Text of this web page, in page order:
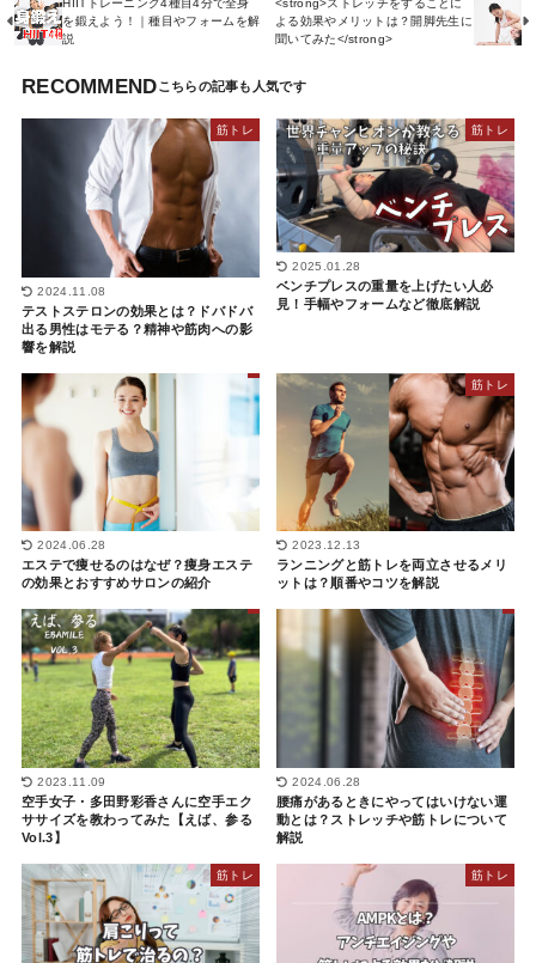
HIITトレーニング4種目4分で全身
を鍛えよう！｜種目やフォームを解
説
<strong>ストレッチをすることに
よる効果やメリットは？開脚先生に
聞いてみた</strong>
RECOMMEND
筋トレ
2024.11.08
テストステロンの効果とは？ドバドバ
出る男性はモテる？精神や筋肉への影
響を解説
筋トレ
2025.01.28
ベンチプレスの重量を上げたい人必
見！手幅やフォームなど徹底解説
2024.06.28
エステで痩せるのはなぜ？痩身エステ
の効果とおすすめサロンの紹介
筋トレ
2023.12.13
ランニングと筋トレを両立させるメリ
ットは？順番やコツを解説
2023.11.09
空手女子・多田野彩香さんに空手エク
ササイズを教わってみた【えば、参る
Vol.3】
2024.06.28
腰痛があるときにやってはいけない運
動とは？ストレッチや筋トレについて
解説
筋トレ 筋トレ